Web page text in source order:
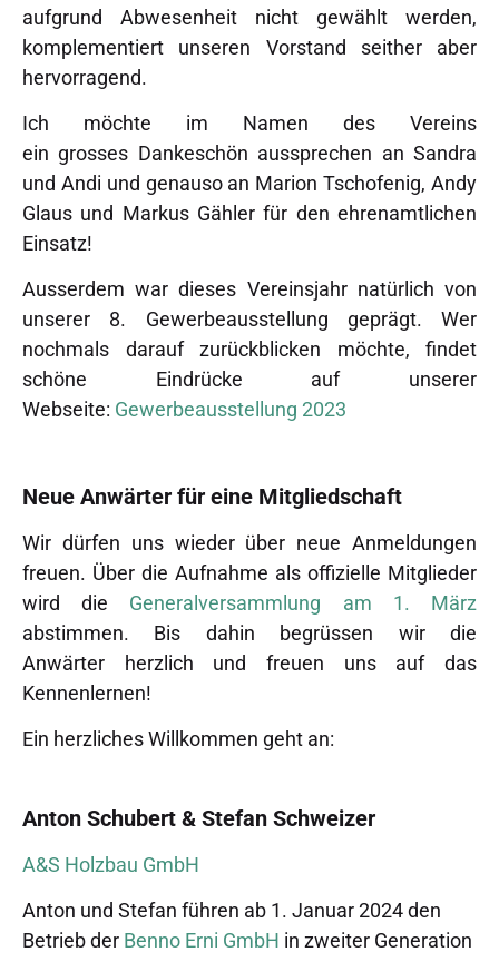
aufgrund Abwesenheit nicht gewählt werden,
komplementiert unseren Vorstand seither aber
hervorragend.
Ich möchte im Namen des Vereins
ein grosses Dankeschön aussprechen an Sandra
und Andi und genauso an Marion Tschofenig, Andy
Glaus und Markus Gähler für den ehrenamtlichen
Einsatz!
Ausserdem war dieses Vereinsjahr natürlich von
unserer 8. Gewerbeausstellung geprägt. Wer
nochmals darauf zurückblicken möchte, findet
schöne Eindrücke auf unserer
Webseite: Gewerbeausstellung 2023
Neue Anwärter für eine Mitgliedschaft
Wir dürfen uns wieder über neue Anmeldungen
freuen. Über die Aufnahme als offizielle Mitglieder
wird die Generalversammlung am 1. März
abstimmen. Bis dahin begrüssen wir die
Anwärter herzlich und freuen uns auf das
Kennenlernen!
Ein herzliches Willkommen geht an:
Anton Schubert & Stefan Schweizer
A&S Holzbau GmbH
Anton und Stefan führen ab 1. Januar 2024 den
Betrieb der Benno Erni GmbH in zweiter Generation